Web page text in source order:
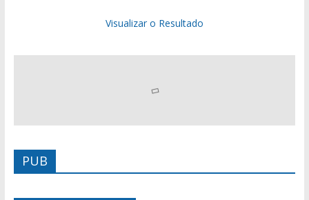
Visualizar o Resultado
PUB